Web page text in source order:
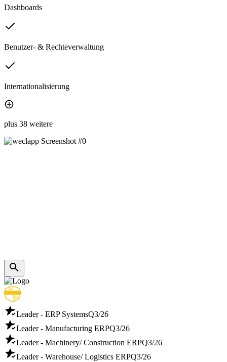
Dashboards
Benutzer- & Rechteverwaltung
Internationalisierung
plus 38 weitere
Leader - ERP SystemsQ3/26
Leader - Manufacturing ERPQ3/26
Leader - Machinery/ Construction ERPQ3/26
Leader - Warehouse/ Logistics ERPQ3/26